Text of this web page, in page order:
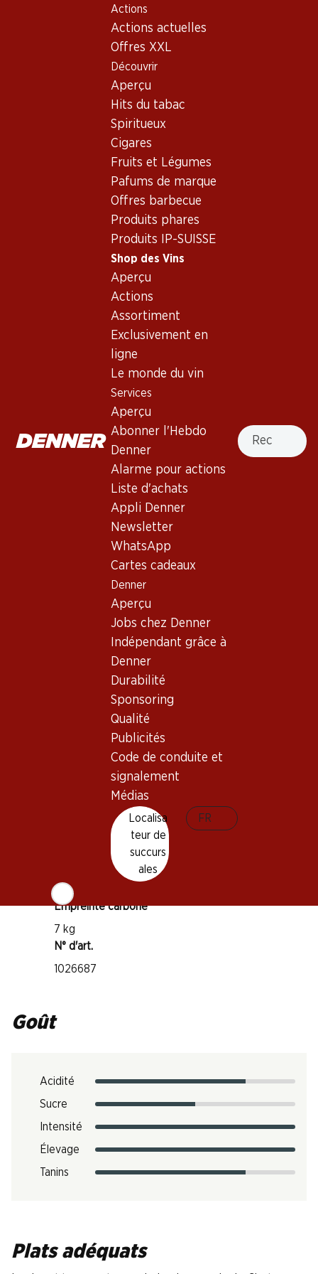
Actions
Actions actuelles
Offres XXL
Découvrir
Aperçu
Hits du tabac
Spiritueux
Cigares
Fruits et Légumes
Pafums de marque
Offres barbecue
Produits phares
Produits IP-SUISSE
Shop des Vins
Aperçu
Actions
Assortiment
Exclusivement en
ligne
Le monde du vin
Services
Aperçu
Abonner l'Hebdo
Denner
Alarme pour actions
Liste d'achats
Appli Denner
Newsletter
WhatsApp
Cartes cadeaux
Denner
Aperçu
Jobs chez Denner
Indépendant grâce à
Denner
Durabilité
Sponsoring
Qualité
Publicités
Code de conduite et
signalement
Médias
Localisa
teur de
succurs
ales
FR
Recherche
Shop des Vins
Espagne
Rioja
Coto de Imaz Reserva Rioja DOCa
Recto Verso
Coto de Imaz Reserva Rioja
Rioja, 2021
Robe rubis foncé aux reflets tuilés. Nez aux arômes de fruits
rouges mûrs, avec des notes de vanille et toastées
provenant de l’élevage en barrique. Bouche pleine aux tanins
ronds et moelleux, finale persistante.
Bon à savoir
Température de dégustation
16–18 °C
Empreinte carbone
7 kg
N° d'art.
1026687
Goût
Acidité
Sucre
Intensité
Élevage
Tanins
Plats adéquats